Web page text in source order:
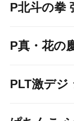
P北斗の拳
P真・花の
PLT激デジ